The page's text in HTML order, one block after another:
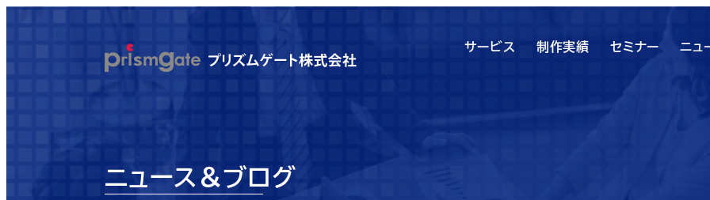
サービス 制作実績 セミナー ニュ
ニュース＆ブログ